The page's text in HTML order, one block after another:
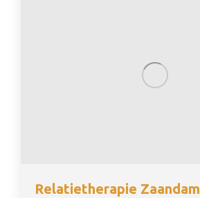
Relatietherapie Zaandam